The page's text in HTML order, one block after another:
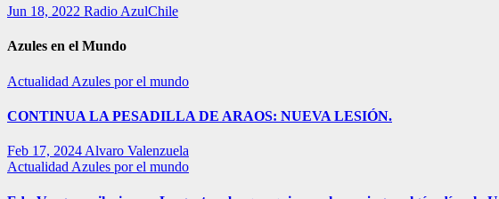
Jun 18, 2022 Radio AzulChile
Azules en el Mundo
Actualidad Azules por el mundo
CONTINUA LA PESADILLA DE ARAOS: NUEVA LESIÓN.
Feb 17, 2024 Alvaro Valenzuela
Actualidad Azules por el mundo